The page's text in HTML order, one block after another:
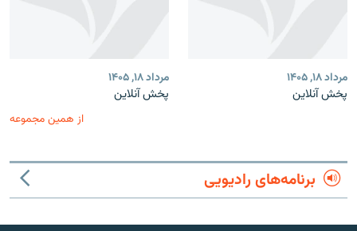
مرداد ۱۸, ۱۴۰۵
پخش آنلاین
مرداد ۱۸, ۱۴۰۵
پخش آنلاین
از همین مجموعه
برنامه‌های رادیویی